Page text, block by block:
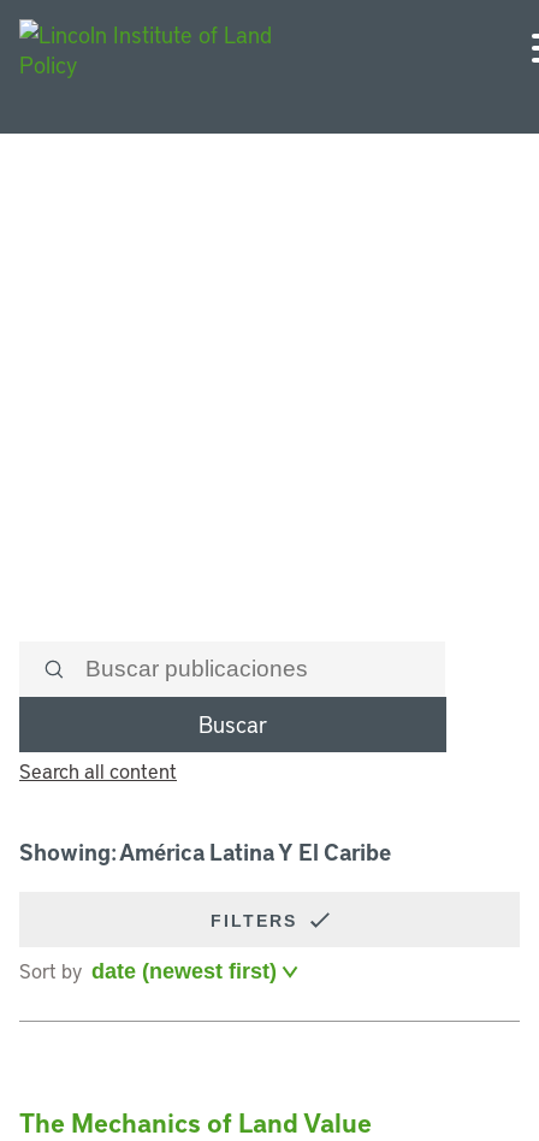
Buscar
Search all content
Showing: América Latina Y El Caribe
FILTERS
Sort by
The Mechanics of Land Value